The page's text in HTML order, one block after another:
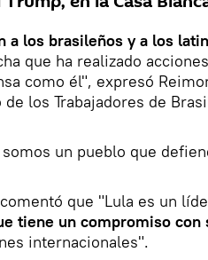
a los brasileños y a los
que ha realizado
como él", expresó
los Trabajadores de
un pueblo que
que "Lula es un
tiene un compromiso con
internacionales".